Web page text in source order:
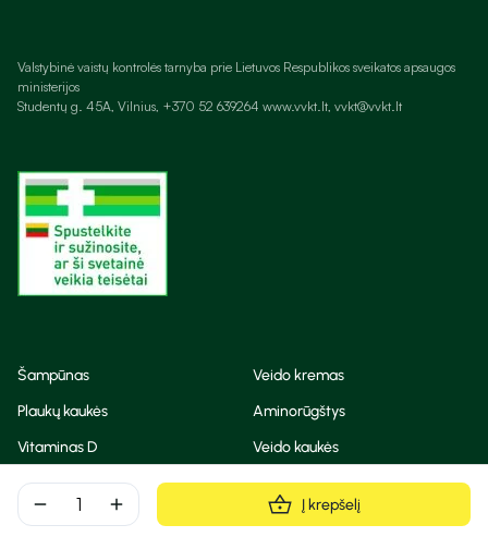
remove add Į krepšelį
Valstybinė vaistų kontrolės tarnyba prie Lietuvos Respublikos sveikatos apsaugos
ministerijos
Studentų g. 45A, Vilnius, +370 52 639264 www.vvkt.lt, vvkt@vvkt.lt
Šampūnas
Veido kremas
Plaukų kaukės
Aminorūgštys
Vitaminas D
Veido kaukės
Korėjietiška kosmetika
Eteriniai aliejai
Dezodorantas
BB ir CC kremas